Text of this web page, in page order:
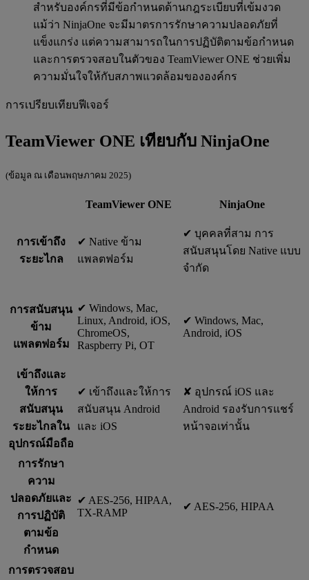
สำหรับองค์กรที่มีข้อกำหนดด้านกฎระเบียบที่เข้มงวด
แม้ว่า NinjaOne จะมีมาตรการรักษาความปลอดภัยที่
แข็งแกร่ง แต่ความสามารถในการปฏิบัติตามข้อกำหนด
และการตรวจสอบในตัวของ TeamViewer ONE ช่วยเพิ่ม
ความมั่นใจให้กับสภาพแวดล้อมขององค์กร
การเปรียบเทียบฟีเจอร์
TeamViewer ONE เทียบกับ NinjaOne
(ข้อมูล ณ เดือนพฤษภาคม 2025)
TeamViewer ONE NinjaOne
การเข้าถึง
ระยะไกล
✔︎ Native ข้าม
แพลตฟอร์ม
✔︎ บุคคลที่สาม การ
สนับสนุนโดย Native แบบ
จำกัด
การสนับสนุน
ข้าม
แพลตฟอร์ม
✔︎ Windows, Mac,
Linux, Android, iOS,
ChromeOS,
Raspberry Pi, OT
✔︎ Windows, Mac,
Android, iOS
เข้าถึงและ
ให้การ
สนับสนุน
ระยะไกลใน
อุปกรณ์มือถือ
✔︎ เข้าถึงและให้การ
สนับสนุน Android
และ iOS
✘ อุปกรณ์ iOS และ
Android รองรับการแชร์
หน้าจอเท่านั้น
การรักษา
ความ
ปลอดภัยและ
การปฏิบัติ
ตามข้อ
กำหนด
✔︎ AES-256, HIPAA,
TX-RAMP
✔︎ AES-256, HIPAA
การตรวจสอบ